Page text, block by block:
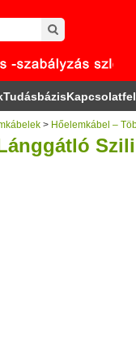
Tudásbázis
> Hőelemkábel –